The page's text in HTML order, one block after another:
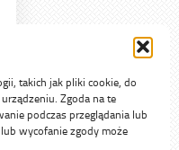
takich jak pliki cookie, do
Zgoda na te
podczas przeglądania lub
wycofanie zgody może